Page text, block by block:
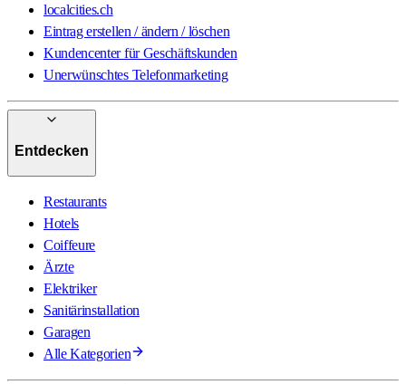
localcities.ch
Eintrag erstellen / ändern / löschen
Kundencenter für Geschäftskunden
Unerwünschtes Telefonmarketing
Entdecken
Restaurants
Hotels
Coiffeure
Ärzte
Elektriker
Sanitärinstallation
Garagen
Alle Kategorien